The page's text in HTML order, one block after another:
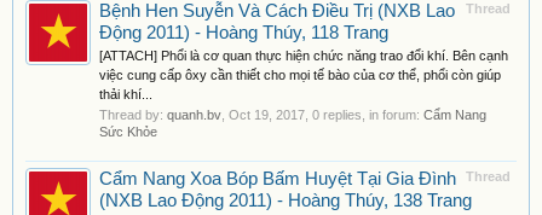
Thread
Bệnh Hen Suyễn Và Cách Điều Trị (NXB Lao
Động 2011) - Hoàng Thúy, 118 Trang
[ATTACH] Phổi là cơ quan thực hiện chức năng trao đổi khí. Bên cạnh
việc cung cấp ôxy cần thiết cho mọi tế bào của cơ thể, phổi còn giúp
thải khí...
Thread by: quanh.bv Oct 19, 2017 , 0 replies, in forum: Cẩm Nang
Sức Khỏe
Thread
Cẩm Nang Xoa Bóp Bấm Huyệt Tại Gia Đình
(NXB Lao Động 2011) - Hoàng Thúy, 138 Trang